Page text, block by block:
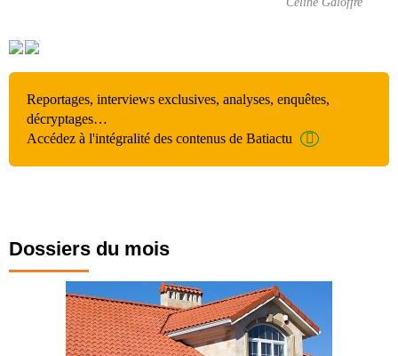
Reportages, interviews exclusives, analyses, enquêtes,
décryptages…
Accédez à l'intégralité des contenus de Batiactu
Dossiers du mois